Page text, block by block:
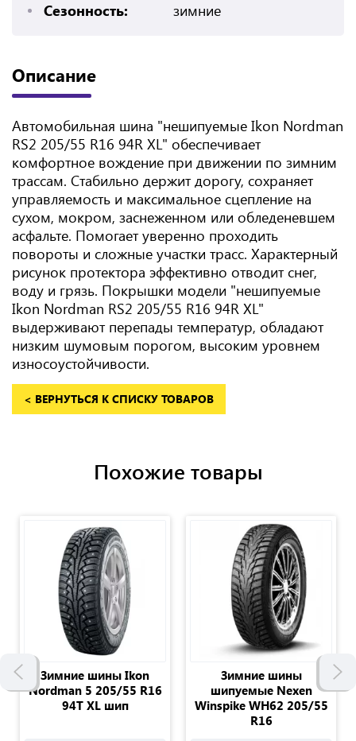
Сезонность:
зимние
Описание
Автомобильная шина "нешипуемые Ikon Nordman
RS2 205/55 R16 94R XL" обеспечивает
комфортное вождение при движении по зимним
трассам. Стабильно держит дорогу, сохраняет
управляемость и максимальное сцепление на
сухом, мокром, заснеженном или обледеневшем
асфальте. Помогает уверенно проходить
повороты и сложные участки трасс. Характерный
рисунок протектора эффективно отводит снег,
воду и грязь. Покрышки модели "нешипуемые
Ikon Nordman RS2 205/55 R16 94R XL"
выдерживают перепады температур, обладают
низким шумовым порогом, высоким уровнем
износоустойчивости.
< ВЕРНУТЬСЯ К СПИСКУ ТОВАРОВ
Похожие товары
Зимние шины Ikon
Nordman 5 205/55 R16
94T XL шип
Зимние шины
шипуемые Nexen
Winspike WH62 205/55
R16